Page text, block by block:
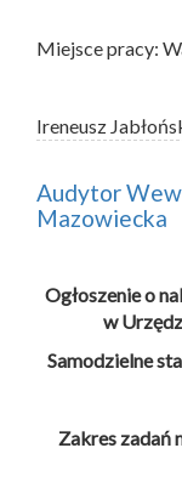
Miejsce pracy:
Ireneusz
Audytor
Mazowiecka
Ogłoszenie o
w
Samodzielne
Zakres zadań